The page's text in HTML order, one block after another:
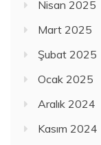
Nisan 2025
Mart 2025
Şubat 2025
Ocak 2025
Aralık 2024
Kasım 2024